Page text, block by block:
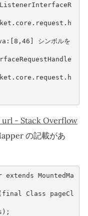
. core . request . h
: [8 , 46 ]
シンボルを
. core . request . h
- Stack Overflow
の記載があ
extends MountedMa
final Class
pageCl
);